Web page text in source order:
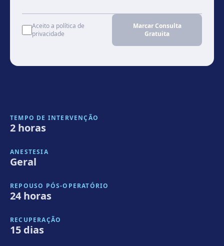
Aceito a política de
privacidade
Marcar Consulta
Gratuita
TEMPO DE INTERVENÇÃO
2 horas
ANESTESIA
Geral
REPOUSO PÓS-OPERATÓRIO
24 horas
RECUPERAÇÃO
15 dias